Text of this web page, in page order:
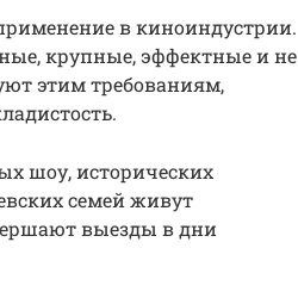
в киноиндустрии.
крупные, эффектные и не
этим требованиям,
шоу, исторических
семей живут
выезды в дни